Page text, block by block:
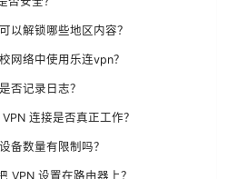
以解锁哪些地区内容？
网络中使用乐连vpn？
否记录日志？
连接是否真正工作？
备数量有限制吗？
VPN 设置在路由器上？